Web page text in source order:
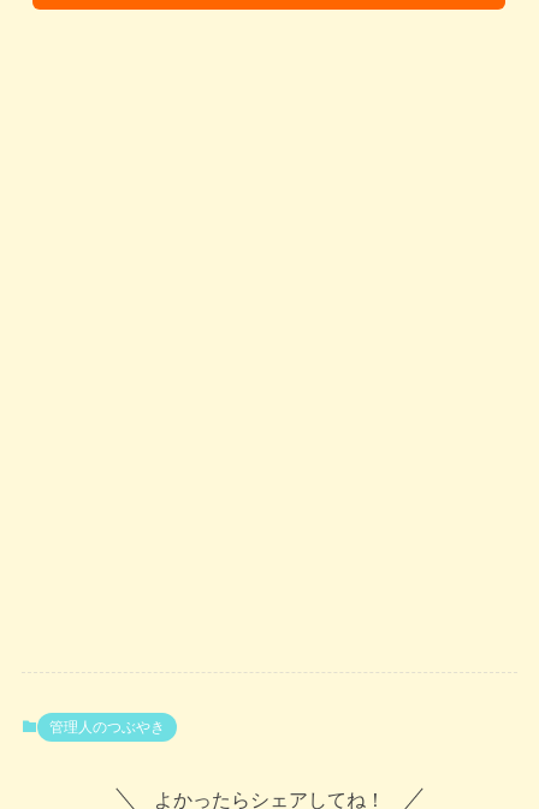
管理人のつぶやき
よかったらシェアしてね！